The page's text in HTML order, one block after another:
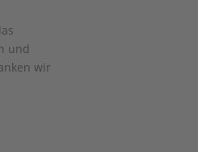
und
wir